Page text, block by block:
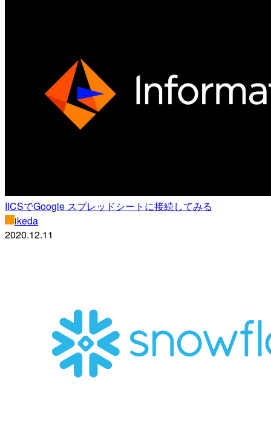
IICSでGoogle スプレッドシートに接続してみる
ikeda
2020.12.11